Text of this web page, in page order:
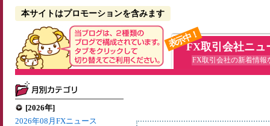
本サイトはプロモーションを含みます
表示中！FX取引会社ニュ
FX取引会社の新着情報
[2026年]
2026年08月FXニュース